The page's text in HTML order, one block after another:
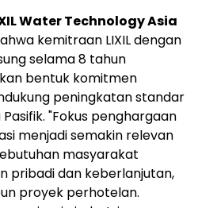
Water Technology Asia
kemitraan LIXIL dengan
selama 8 tahun
bentuk komitmen
peningkatan standar
"Fokus penghargaan
menjadi semakin relevan
masyarakat
pribadi dan keberlanjutan,
proyek perhotelan.